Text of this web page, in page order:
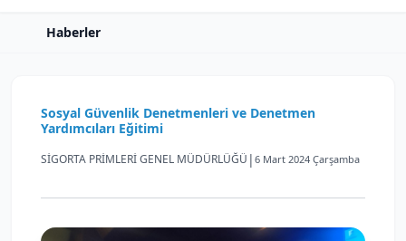
Haberler
Sosyal Güvenlik Denetmenleri ve Denetmen
Yardımcıları Eğitimi
SİGORTA PRİMLERİ GENEL MÜDÜRLÜĞÜ | 6 Mart 2024 Çarşamba